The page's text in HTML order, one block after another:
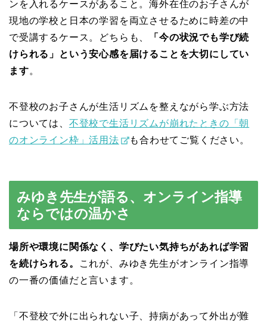
ンを入れるケースがあること。海外在住のお子さんが
現地の学校と日本の学習を両立させるために時差の中
で受講するケース。どちらも、
「今の状況でも学び続
けられる」という安心感を届けることを大切にしてい
ます。
不登校のお子さんが生活リズムを整えながら学ぶ方法
については、 不登校で生活リズムが崩れたときの「朝
のオンライン枠」活用法
も合わせてご覧ください。
みゆき先生が語る、オンライン指導
ならではの温かさ
場所や環境に関係なく、学びたい気持ちがあれば学習
を続けられる。
これが、みゆき先生がオンライン指導
の一番の価値だと言います。
「不登校で外に出られない子、持病があって外出が難